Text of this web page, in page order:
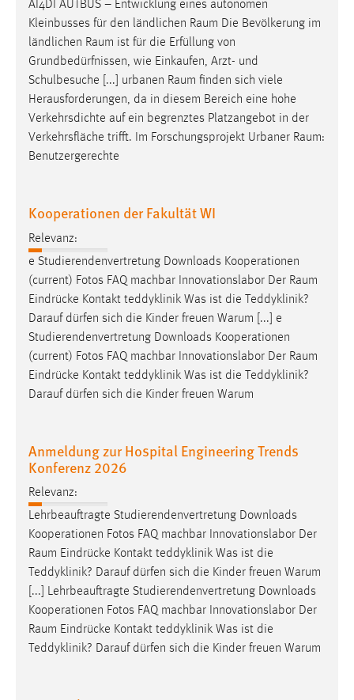
AI4DI AUTBUS – Entwicklung eines autonomen
Kleinbusses für den ländlichen Raum Die Bevölkerung im
ländlichen Raum ist für die Erfüllung von
Grundbedürfnissen, wie Einkaufen, Arzt- und
Schulbesuche [...] urbanen Raum finden sich viele
Herausforderungen, da in diesem Bereich eine hohe
Verkehrsdichte auf ein begrenztes Platzangebot in der
Verkehrsfläche trifft. Im Forschungsprojekt Urbaner Raum:
Benutzergerechte
Kooperationen der Fakultät WI
Relevanz:
e Studierendenvertretung Downloads Kooperationen
(current) Fotos FAQ machbar Innovationslabor Der Raum
Eindrücke Kontakt teddyklinik Was ist die Teddyklinik?
Darauf dürfen sich die Kinder freuen Warum [...] e
Studierendenvertretung Downloads Kooperationen
(current) Fotos FAQ machbar Innovationslabor Der Raum
Eindrücke Kontakt teddyklinik Was ist die Teddyklinik?
Darauf dürfen sich die Kinder freuen Warum
Anmeldung zur Hospital Engineering Trends
Konferenz 2026
Relevanz:
Lehrbeauftragte Studierendenvertretung Downloads
Kooperationen Fotos FAQ machbar Innovationslabor Der
Raum Eindrücke Kontakt teddyklinik Was ist die
Teddyklinik? Darauf dürfen sich die Kinder freuen Warum
[...] Lehrbeauftragte Studierendenvertretung Downloads
Kooperationen Fotos FAQ machbar Innovationslabor Der
Raum Eindrücke Kontakt teddyklinik Was ist die
Teddyklinik? Darauf dürfen sich die Kinder freuen Warum